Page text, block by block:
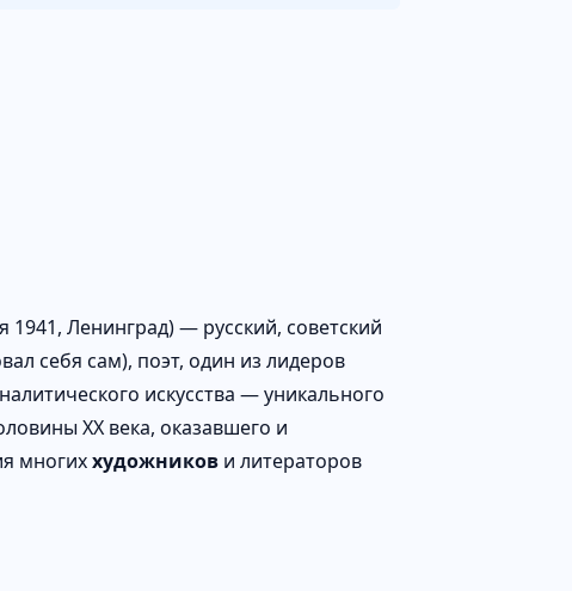
Ленинград) — русский, советский
себя сам), поэт, один из лидеров
искусства — уникального
XX века, оказавшего и
многиххудожников и литераторов